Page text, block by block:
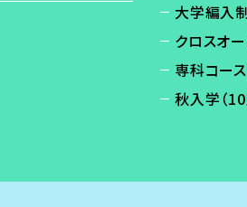
大学編入
クロスオ
専科コー
秋入学（